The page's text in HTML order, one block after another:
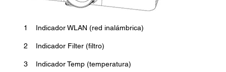
1 Indicador WLAN (red inalámbrica)
2 Indicador Filter (filtro)
3 Indicador Temp (temperatura)